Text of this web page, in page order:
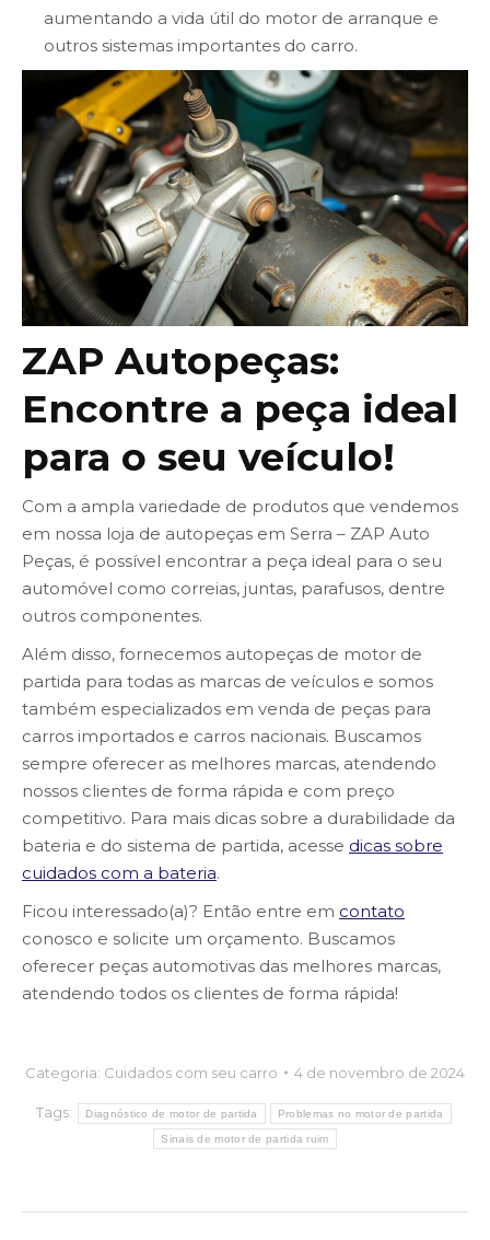
aumentando a vida útil do motor de arranque e
outros sistemas importantes do carro.
ZAP Autopeças:
Encontre a peça ideal
para o seu veículo!
Com a ampla variedade de produtos que vendemos
em nossa loja de autopeças em Serra – ZAP Auto
Peças, é possível encontrar a peça ideal para o seu
automóvel como correias, juntas, parafusos, dentre
outros componentes.
Além disso, fornecemos autopeças de motor de
partida para todas as marcas de veículos e somos
também especializados em venda de peças para
carros importados e carros nacionais. Buscamos
sempre oferecer as melhores marcas, atendendo
nossos clientes de forma rápida e com preço
competitivo. Para mais dicas sobre a durabilidade da
bateria e do sistema de partida, acesse dicas sobre
cuidados com a bateria.
Ficou interessado(a)? Então entre em contato
conosco e solicite um orçamento. Buscamos
oferecer peças automotivas das melhores marcas,
atendendo todos os clientes de forma rápida!
Categoria: Cuidados com seu carro 4 de novembro de 2024
Tags: Diagnóstico de motor de partida Problemas no motor de partida
Sinais de motor de partida ruim